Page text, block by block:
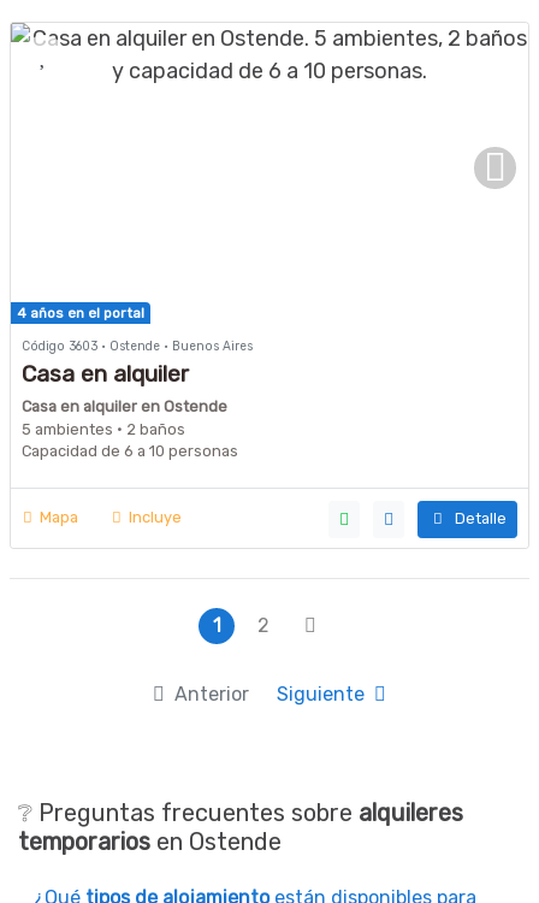
4 años en el portal
Código 3603 · Ostende · Buenos Aires
Casa en alquiler
Casa en alquiler en Ostende
5 ambientes · 2 baños
Capacidad de 6 a 10 personas
Mapa Incluye Detalle
1 2
Anterior Siguiente
❔ Preguntas frecuentes sobre alquileres
temporarios en Ostende
¿Qué tipos de alojamientoestán disponibles para